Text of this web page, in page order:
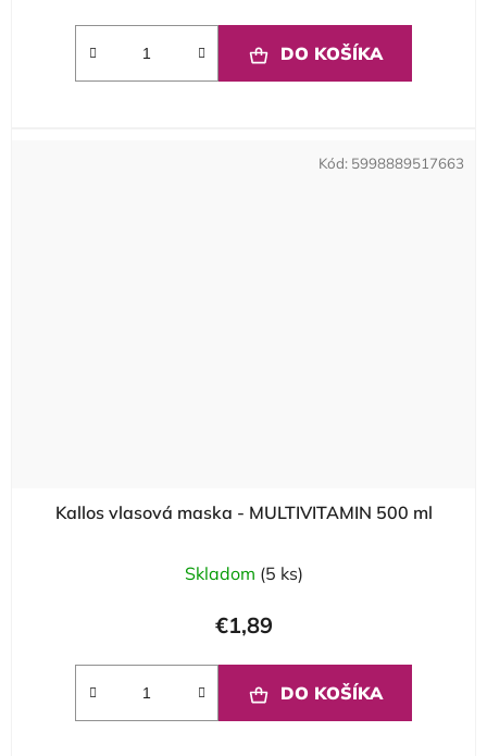
DO KOŠÍKA
Kallos vlasová maska - MULTIVITAMIN 500 ml
Skladom (5 ks)
€1,89
DO KOŠÍKA
Kód: 5998889517663